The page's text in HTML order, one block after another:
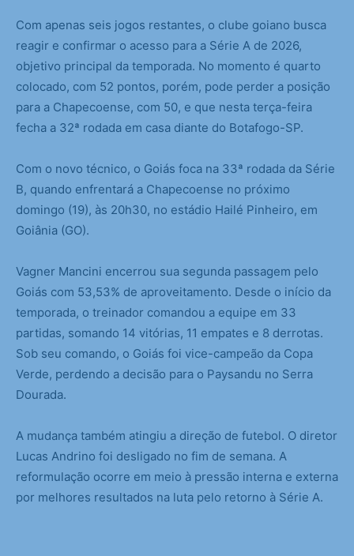
Com apenas seis jogos restantes, o clube goiano busca
reagir e confirmar o acesso para a Série A de 2026,
objetivo principal da temporada. No momento é quarto
colocado, com 52 pontos, porém, pode perder a posição
para a Chapecoense, com 50, e que nesta terça-feira
fecha a 32ª rodada em casa diante do Botafogo-SP.
Com o novo técnico, o Goiás foca na 33ª rodada da Série
B, quando enfrentará a Chapecoense no próximo
domingo (19), às 20h30, no estádio Hailé Pinheiro, em
Goiânia (GO).
Vagner Mancini encerrou sua segunda passagem pelo
Goiás com 53,53% de aproveitamento. Desde o início da
temporada, o treinador comandou a equipe em 33
partidas, somando 14 vitórias, 11 empates e 8 derrotas.
Sob seu comando, o Goiás foi vice-campeão da Copa
Verde, perdendo a decisão para o Paysandu no Serra
Dourada.
A mudança também atingiu a direção de futebol. O diretor
Lucas Andrino foi desligado no fim de semana. A
reformulação ocorre em meio à pressão interna e externa
por melhores resultados na luta pelo retorno à Série A.